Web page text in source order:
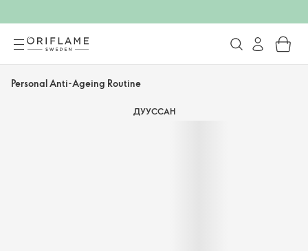
Personal Anti-Ageing Routine
ДУУССАН